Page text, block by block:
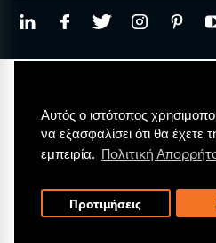
Αυτός ο ιστότοπος
να εξασφαλίσει ότι θα έχετε
εμπειρία. Πολιτική
Προτιμήσεις
© 2026 TOP
Web Design &